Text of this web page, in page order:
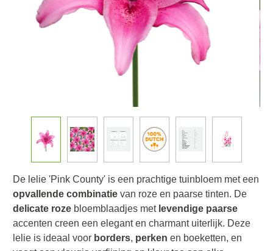
De lelie 'Pink County' is een prachtige tuinbloem met een
opvallende combinatie van roze en paarse tinten. De
delicate roze bloemblaadjes met levendige paarse
accenten creen een elegant en charmant uiterlijk. Deze
lelie is ideaal voor borders, perken en boeketten, en